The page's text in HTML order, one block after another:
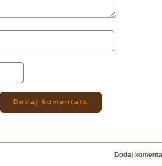
Dodaj komentarz
Dodaj